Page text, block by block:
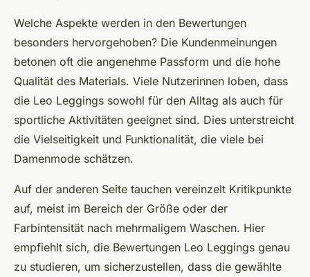
Welche Aspekte werden in den Bewertungen
besonders hervorgehoben? Die Kundenmeinungen
betonen oft die angenehme Passform und die hohe
Qualität des Materials. Viele Nutzerinnen loben, dass
die Leo Leggings sowohl für den Alltag als auch für
sportliche Aktivitäten geeignet sind. Dies unterstreicht
die Vielseitigkeit und Funktionalität, die viele bei
Damenmode schätzen.
Auf der anderen Seite tauchen vereinzelt Kritikpunkte
auf, meist im Bereich der Größe oder der
Farbintensität nach mehrmaligem Waschen. Hier
empfiehlt sich, die Bewertungen Leo Leggings genau
zu studieren, um sicherzustellen, dass die gewählte